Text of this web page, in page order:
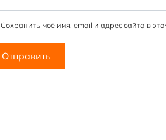
Сохранить моё имя, email и адрес сайта в